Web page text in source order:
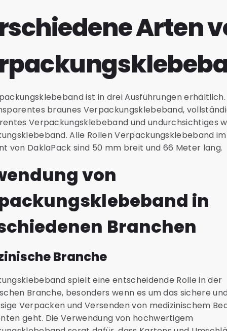
Arten
ist in drei Ausführungen erhältlich.
braunes Verpackungsklebeband,
Verpackungsklebeband und undurchsichtiges
Alle Rollen Verpackungsklebeband im
von DaklaPack sind 50 mm breit und 66 Meter lang.
von
in
Branchen
Branche
spielt eine entscheidende Rolle in der
Branche, besonders wenn es um das sichere
Verpacken und Versenden von medizinischem
geht. Die Verwendung von hochwertigem